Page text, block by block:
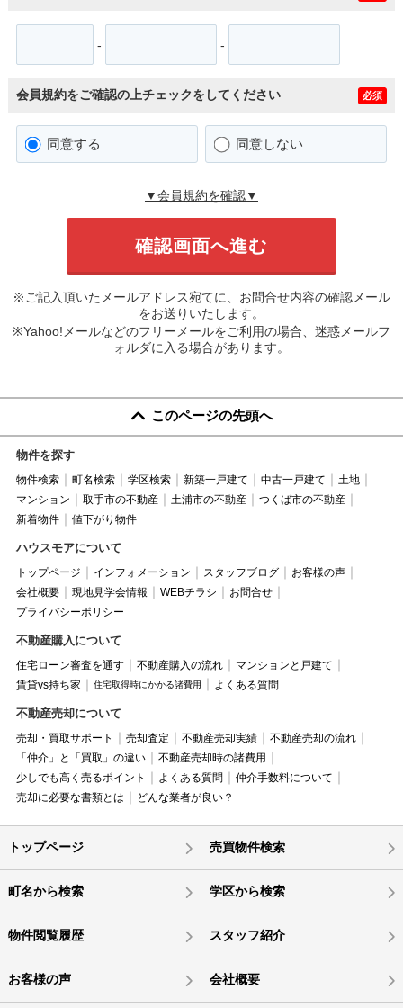
- -
会員規約をご確認の上チェックをしてください 必須
同意する 同意しない
▼会員規約を確認▼
※ご記入頂いたメールアドレス宛てに、お問合せ内容の確認メール
をお送りいたします。
※Yahoo!メールなどのフリーメールをご利用の場合、迷惑メールフ
ォルダに入る場合があります。
このページの先頭へ
物件を探す
物件検索 町名検索 学区検索 新築一戸建て 中古一戸建て
土地
マンション
取手市の不動産 土浦市の不動産
つくば市の不動産
新着物件
値下がり物件
ハウスモアについて
トップページ インフォメーション スタッフブログ
お客様の声
会社概要
現地見学会情報 WEBチラシ
お問合せ
プライバシーポリシー
不動産購入について
住宅ローン審査を通す 不動産購入の流れ
マンションと戸建て
賃貸vs持ち家
住宅取得時にかかる諸費用 よくある質問
不動産売却について
売却・買取サポート 売却査定 不動産売却実績
不動産売却の流れ
「仲介」と「買取」の違い
不動産売却時の諸費用
少しでも高く売るポイント
よくある質問
仲介手数料について
売却に必要な書類とは
どんな業者が良い？
トップページ 売買物件検索
町名から検索 学区から検索
物件閲覧履歴 スタッフ紹介
お客様の声 会社概要